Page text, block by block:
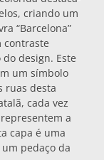
criando um
“Barcelona”
contraste
design. Este
um símbolo
ruas desta
cada vez
a
capa é uma
pedaço da